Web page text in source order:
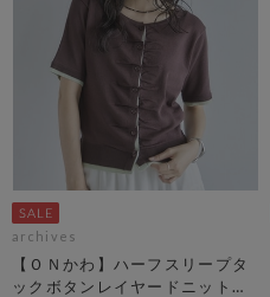
archives
【ＯＮかわ】ハーフスリープタ
ックボタンレイヤードニットカ